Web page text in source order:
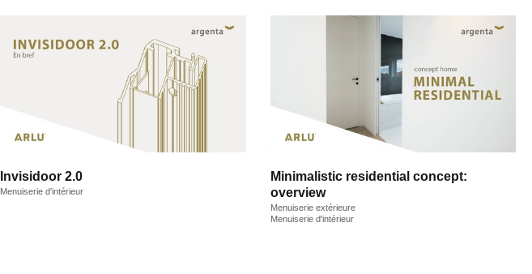
Invisidoor 2.0
Menuiserie d'intérieur
Minimalistic residential concept:
overview
Menuiserie extérieure
Menuiserie d'intérieur